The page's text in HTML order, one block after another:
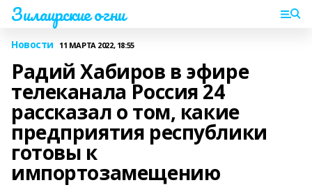
Зилаирские огни
Новости 11 МАРТА 2022, 18:55
Радий Хабиров в эфире
телеканала Россия 24
рассказал о том, какие
предприятия республики
готовы к
импортозамещению